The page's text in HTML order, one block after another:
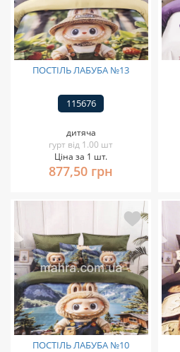
ПОСТІЛЬ ЛАБУБА №13
115676
дитяча
гурт від 1.00 шт
Ціна за 1 шт.
877,50 грн
ПОСТІЛЬ ЛАБУБА №10